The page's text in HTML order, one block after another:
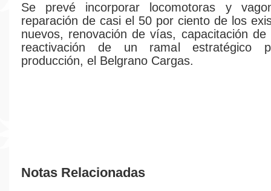
Se prevé incorporar locomotoras y
reparación de casi el 50 por ciento de los
nuevos, renovación de vías, capacitación
reactivación de un ramal estratégico
producción, el Belgrano Cargas.
Notas Relacionadas